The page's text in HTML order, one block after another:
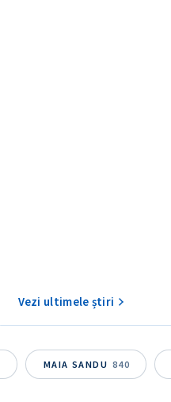
Vezi ultimele știri
MAIA SANDU 840